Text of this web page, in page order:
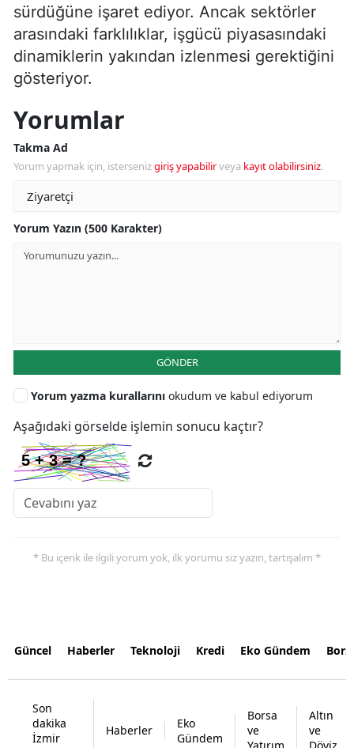
sürdüğüne işaret ediyor. Ancak sektörler
arasındaki farklılıklar, işgücü piyasasındaki
dinamiklerin yakından izlenmesi gerektiğini
gösteriyor.
Yorumlar
Takma Ad
Yorum yapmak için, istersenizgiriş yapabilirveya kayıt olabilirsiniz.
Yorum Yazın (500 Karakter)
GÖNDER
Yorum yazma kurallarını okudum ve kabul ediyorum
Aşağıdaki görselde işlemin sonucu kaçtır?
* Bu içerik ile ilgili yorum yok, ilk yorumu siz yazın, tartışalım *
Güncel Haberler Teknoloji Kredi Eko Gündem
Son
dakika
İzmir
Haberler
Eko
Gündem
Borsa
ve
Altın
ve